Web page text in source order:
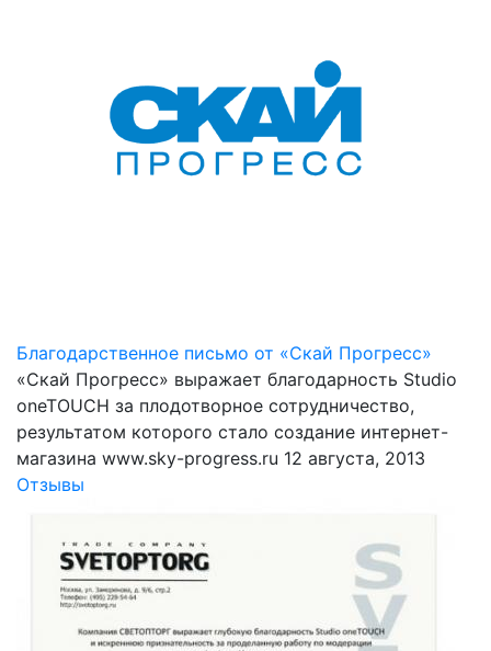
Благодарственное письмо от «Скай Прогресс»
«Скай Прогресс» выражает благодарность Studio
oneTOUCH за плодотворное сотрудничество,
результатом которого стало создание интернет-
магазина www.sky-progress.ru 12 августа, 2013
Отзывы